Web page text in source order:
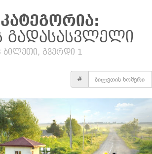
გადასასვლელი
ბილეთი, გვერდი 1
#